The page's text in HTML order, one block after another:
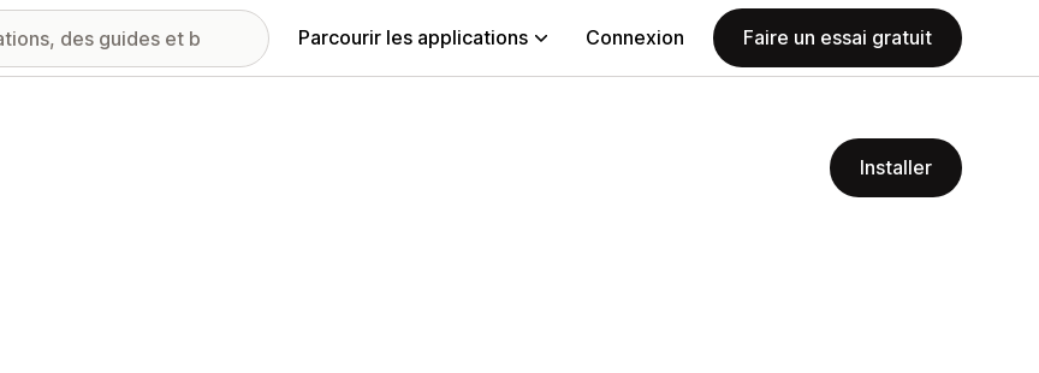
Parcourir les applications Connexion Faire un essai gratuit
Installer